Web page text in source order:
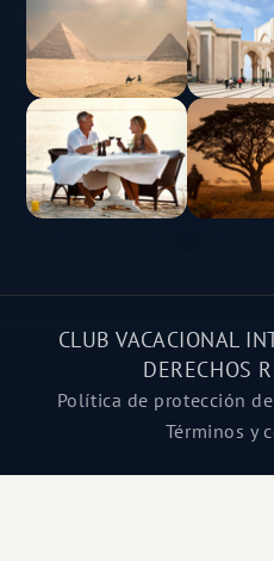
CLUB VACACIONAL
DERECHOS
Política de protección
Términos y